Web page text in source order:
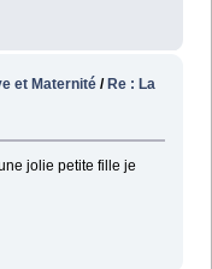
et Maternité /Re : La
jolie petite fille je